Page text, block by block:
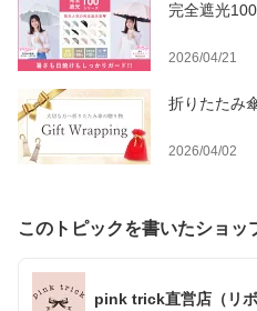
完全遮光
2026/04/21
折りたたみ
2026/04/02
このトピックを書いたショッ
pink trick直営店（リボ